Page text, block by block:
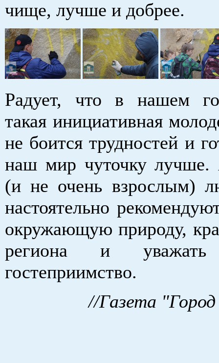
чище, лучше и добрее.
Радует, что в нашем
такая инициативная
не боится трудностей и
наш мир чуточку
(и не очень взрослым)
настоятельно
окружающую природу,
региона и уважать
гостеприимство.
//Газета "Город